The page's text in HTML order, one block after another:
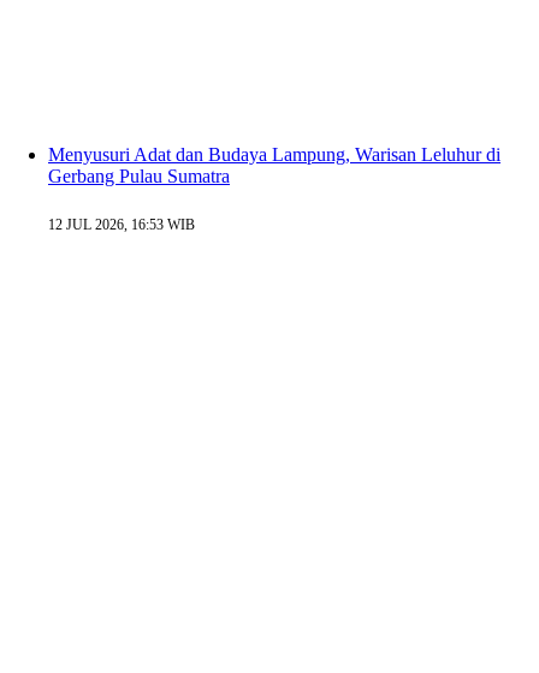
Menyusuri Adat dan Budaya Lampung, Warisan Leluhur di
Gerbang Pulau Sumatra
12 JUL 2026, 16:53 WIB